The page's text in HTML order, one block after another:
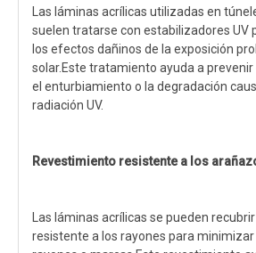
Las láminas acrílicas utilizadas en
suelen tratarse con estabilizadores UV
los efectos dañinos de la exposición
solar.Este tratamiento ayuda a
el enturbiamiento o la degradación
radiación UV.
Revestimiento resistente a los
Las láminas acrílicas se pueden
resistente a los rayones para minimizar